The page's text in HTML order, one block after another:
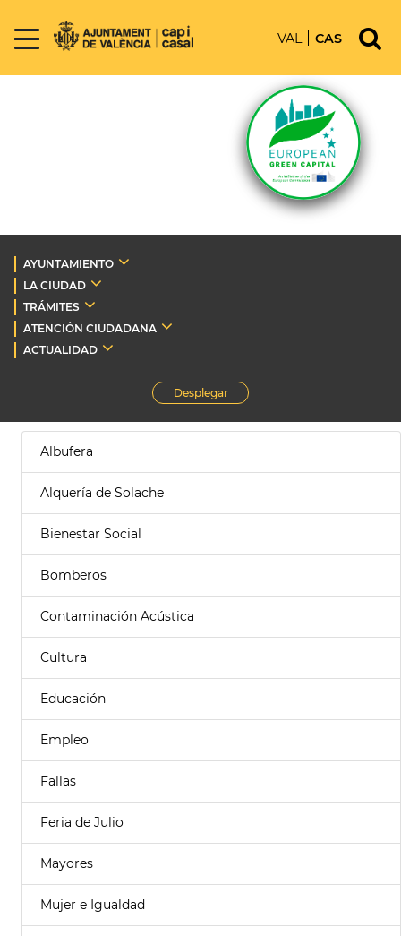
VAL CAS
AYUNTAMIENTO
LA CIUDAD
TRÁMITES
ATENCIÓN CIUDADANA
ACTUALIDAD
Desplegar
Albufera
Alquería de Solache
Bienestar Social
Bomberos
Contaminación Acústica
Cultura
Educación
Empleo
Fallas
Feria de Julio
Mayores
Mujer e Igualdad